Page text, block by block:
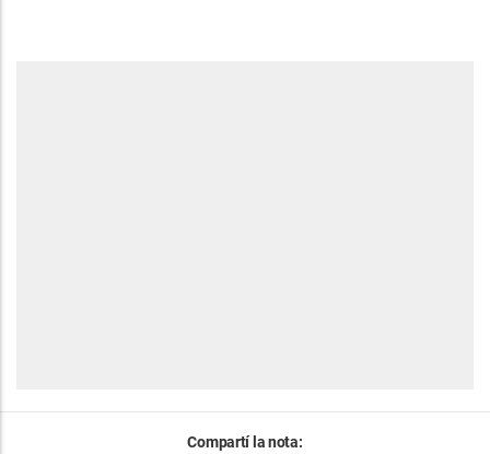
Compartí la nota: